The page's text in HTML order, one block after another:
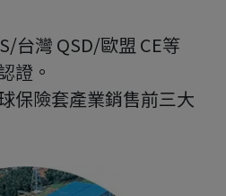
台灣 QSD/歐盟 CE等
證。
保險套產業銷售前三大